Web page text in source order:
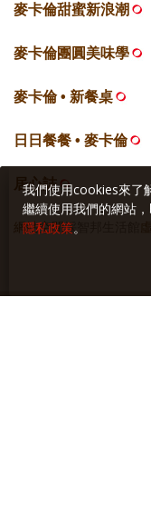
麥卡倫甜蜜新浪潮
麥卡倫團圓美味學
麥卡倫 • 新餐桌
日日餐餐 • 麥卡倫
居心誌
網站空間採智邦生活館
我們使用cookies來了
繼續使用我們的網站
隱私政策。